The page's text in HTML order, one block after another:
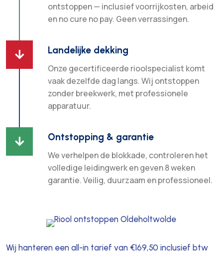
ontstoppen — inclusief voorrijkosten, arbeid
en no cure no pay. Geen verrassingen.
 Landelijke dekking
Onze gecertificeerde rioolspecialist komt
vaak dezelfde dag langs. Wij ontstoppen
zonder breekwerk, met professionele
apparatuur.
 Ontstopping & garantie
We verhelpen de blokkade, controleren het
volledige leidingwerk en geven 8 weken
garantie. Veilig, duurzaam en professioneel.
Wij hanteren een all-in tarief van €169,50 inclusief btw